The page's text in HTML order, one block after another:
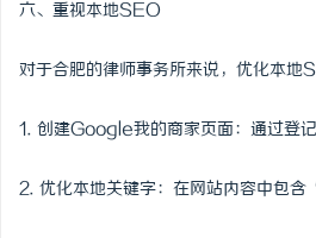
六、重视本地SEO
对于合肥的律师事务所来说，优化本
1. 创建Google我的商家页面：通过登
2. 优化本地关键字：在网站内容中包